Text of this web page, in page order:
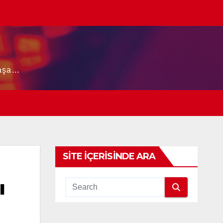
SITE İÇERISINDE ARA